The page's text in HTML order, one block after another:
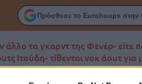
Πρόσθεσε το Eurohoops στην
άλλο τα γκαρντ της Φενέρ- είτε
Ιτούδη- τίθενται νοκ άουτ για
στον κύκλο της ατυχίας